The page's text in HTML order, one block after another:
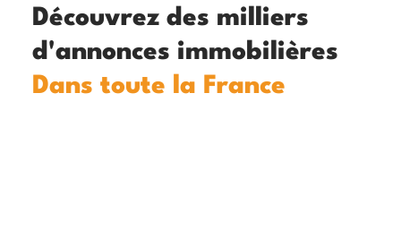
Découvrez des milliers
d'annonces immobilières
Dans toute la France